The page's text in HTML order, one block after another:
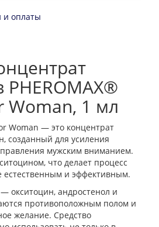
и оплаты
Woman, 1 мл
Woman — это концентрат
созданный для усиления
мужским вниманием.
что делает процесс
и эффективным.
окситоцин, андростенол и
противоположным полом и
желание. Средство